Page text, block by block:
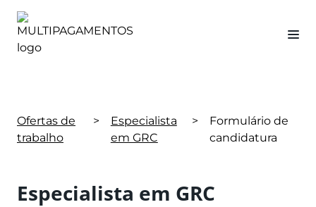
Ofertas de
trabalho
>
Especialista
em GRC
>
Formulário de
candidatura
Especialista em GRC